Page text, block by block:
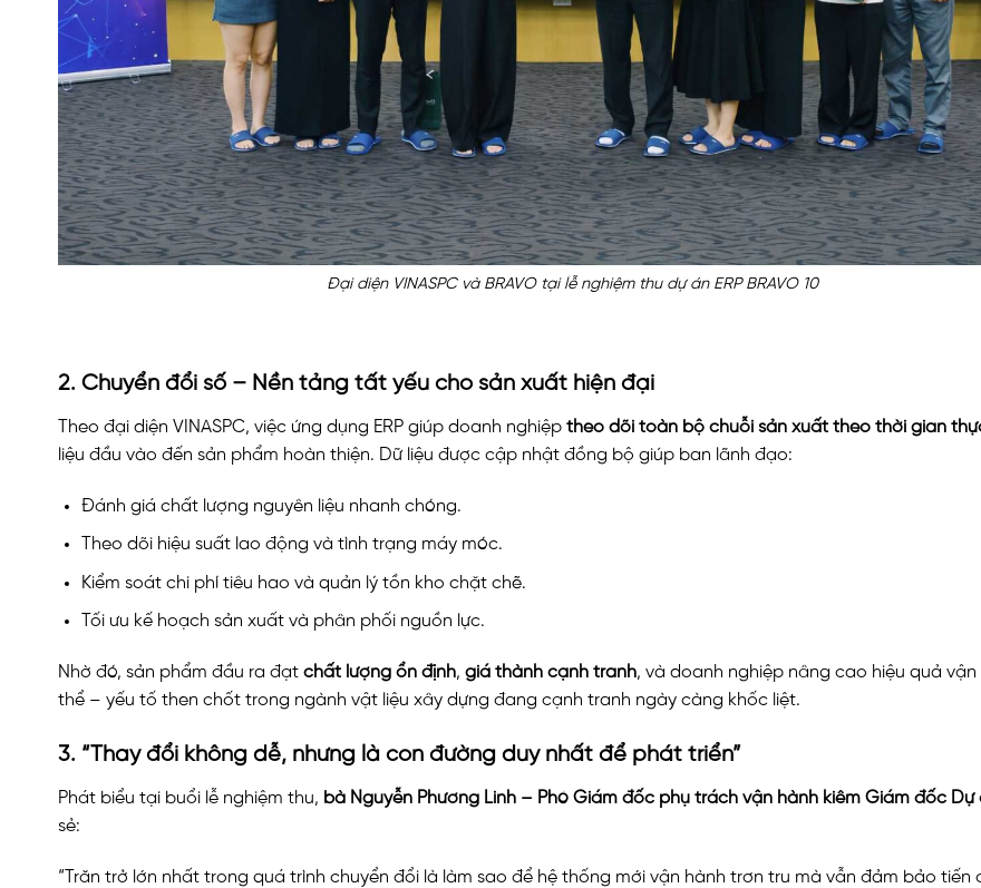
Đại diện VINASPC và BRAVO tại lễ nghiệm thu dự án ERP BRAVO 10
2. Chuyển đổi số – Nền tảng tất yếu cho sản xuất hiện đại
Theo đại diện VINASPC, việc ứng dụng ERP giúp doanh nghiệp theo dõi toàn bộ chuỗi sản xuất theo thời gian
liệu đầu vào đến sản phẩm hoàn thiện. Dữ liệu được cập nhật đồng bộ giúp ban lãnh đạo:
Đánh giá chất lượng nguyên liệu nhanh chóng.
Theo dõi hiệu suất lao động và tình trạng máy móc.
Kiểm soát chi phí tiêu hao và quản lý tồn kho chặt chẽ.
Tối ưu kế hoạch sản xuất và phân phối nguồn lực.
Nhờ đó, sản phẩm đầu ra đạt chất lượng ổn định, giá thành cạnh tranh, và doanh nghiệp nâng cao hiệu quả
thể – yếu tố then chốt trong ngành vật liệu xây dựng đang cạnh tranh ngày càng khốc liệt.
3. “Thay đổi không dễ, nhưng là con đường duy nhất để phát triển”
Phát biểu tại buổi lễ nghiệm thu, bà Nguyễn Phương Linh – Phó Giám đốc phụ trách vận hành kiêm Giám đốc Dự
sẻ:
“Trăn trở lớn nhất trong quá trình chuyển đổi là làm sao để hệ thống mới vận hành trơn tru mà vẫn đảm bảo tiến